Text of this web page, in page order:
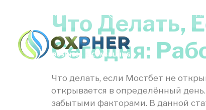
Lindon, UT +1 (801) 900-1647 |
Team
Что Делать,
Сегодня:
Что делать, если Мостбет не
открывается в определённый
забытыми факторами. В данной